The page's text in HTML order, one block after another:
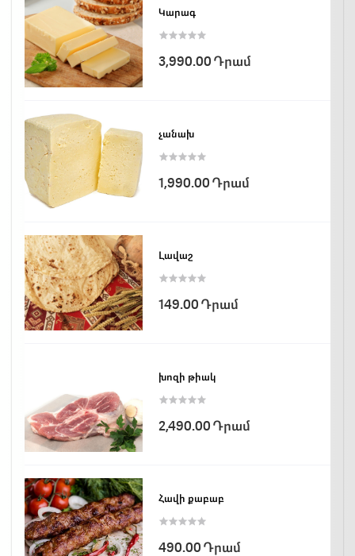
Կարագ
3,990.00 Դրամ
չանախ
1,990.00 Դրամ
Լավաշ
149.00 Դրամ
խոզի թիակ
2,490.00 Դրամ
Հավի քաբաբ
490.00 Դրամ